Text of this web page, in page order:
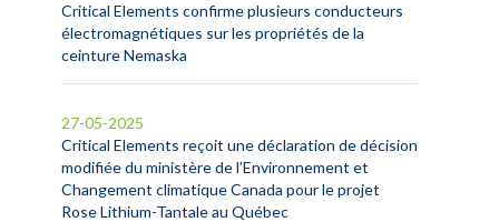
Critical Elements confirme plusieurs conducteurs
électromagnétiques sur les propriétés de la
ceinture Nemaska
Critical Elements reçoit une déclaration de décision
modifiée du ministère de l’Environnement et
Changement climatique Canada pour le projet
Rose Lithium-Tantale au Québec
27-05-2025